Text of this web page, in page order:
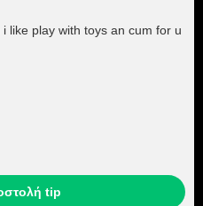
like play with toys an cum for u
tip